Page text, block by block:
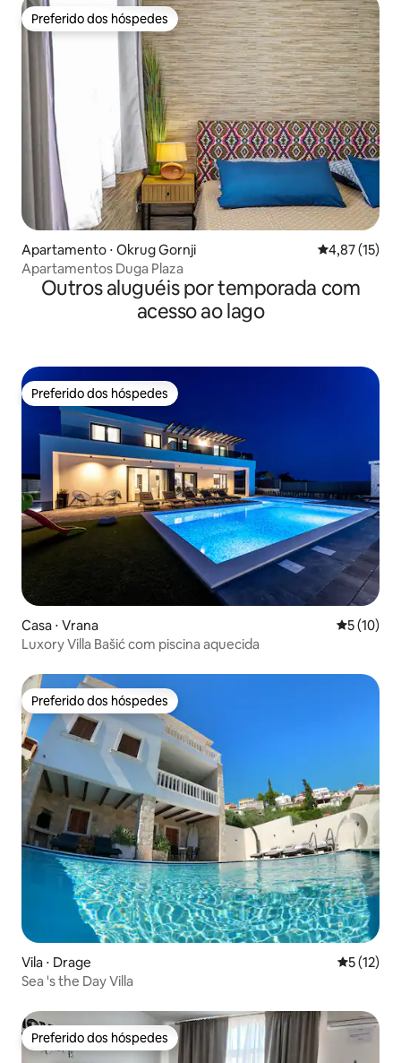
Preferido dos hóspedes
Preferido dos hóspedes
Apartamento ⋅ Okrug Gornji 4,87 de uma
4,87 (15)
Apartamentos Duga Plaza
Outros aluguéis por temporada com
acesso ao lago
Preferido dos hóspedes
Preferido dos hóspedes
Casa ⋅ Vrana 5 de uma
5 (10)
Luxory Villa Bašić com piscina aquecida
Preferido dos hóspedes
Preferido dos hóspedes
Vila ⋅ Drage 5 de uma
5 (12)
Sea 's the Day Villa
Preferido dos hóspedes
Preferido dos hóspedes